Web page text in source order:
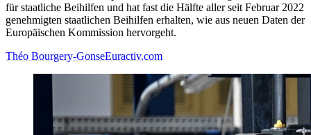
für staatliche Beihilfen und hat fast die Hälfte aller seit Februar 2022
genehmigten staatlichen Beihilfen erhalten, wie aus neuen Daten der
Europäischen Kommission hervorgeht.
Théo Bourgery-GonseEuractiv.com